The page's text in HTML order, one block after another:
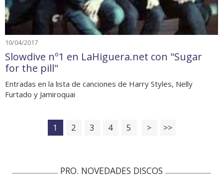
10/04/2017
Slowdive nº1 en LaHiguera.net con "Sugar
for the pill"
Entradas en la lista de canciones de Harry Styles, Nelly
Furtado y Jamiroquai
1 2 3 4 5 > >>
PRO. NOVEDADES DISCOS